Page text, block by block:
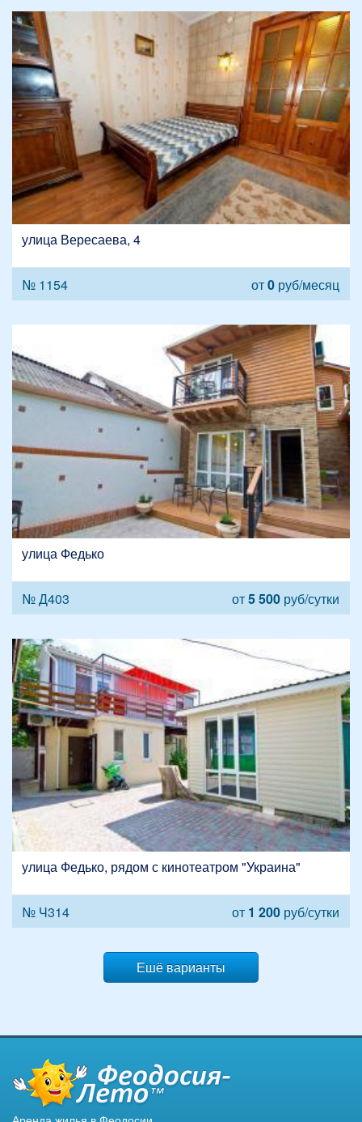
улица Вересаева, 4
№ 1154 от0 руб/месяц
улица Федько
№ Д403 от5 500 руб/сутки
улица Федько, рядом с кинотеатром "Украина"
№ Ч314 от 1 200 руб/сутки
Ешё варианты